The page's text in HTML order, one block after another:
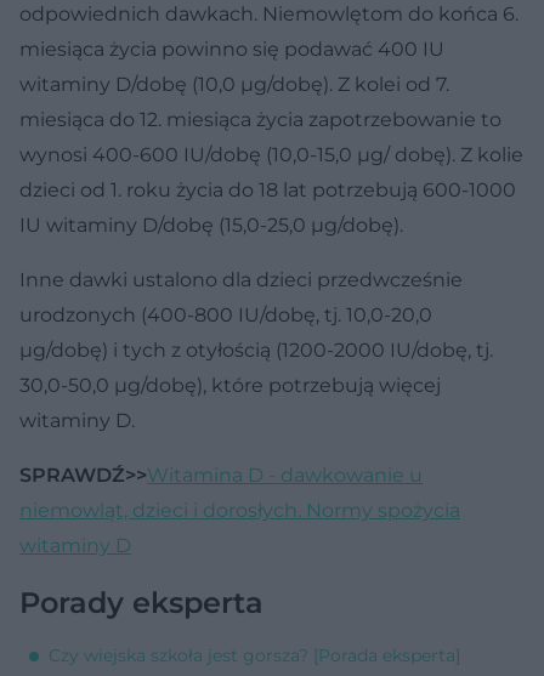
odpowiednich dawkach. Niemowlętom do końca 6.
miesiąca życia powinno się podawać 400 IU
witaminy D/dobę (10,0 µg/dobę). Z kolei od 7.
miesiąca do 12. miesiąca życia zapotrzebowanie to
wynosi 400-600 IU/dobę (10,0-15,0 µg/ dobę). Z kolie
dzieci od 1. roku życia do 18 lat potrzebują 600-1000
IU witaminy D/dobę (15,0-25,0 µg/dobę).
Inne dawki ustalono dla dzieci przedwcześnie
urodzonych (400-800 IU/dobę, tj. 10,0-20,0
µg/dobę) i tych z otyłością (1200-2000 IU/dobę, tj.
30,0-50,0 µg/dobę), które potrzebują więcej
witaminy D.
SPRAWDŹ>>Witamina D - dawkowanie u
niemowląt, dzieci i dorosłych. Normy spożycia
witaminy D
Porady eksperta
Czy wiejska szkoła jest gorsza? [Porada eksperta]